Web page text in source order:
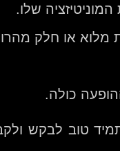
שלו.
מלוא או חלק
כולה.
טוב לבקש